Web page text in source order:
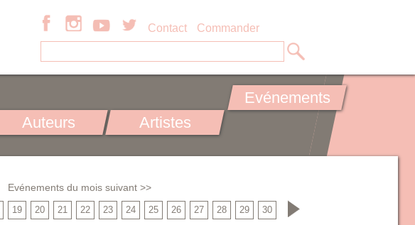
Contact Commander
Auteurs Artistes
Evénements
Evénements du mois suivant >>
19 20 21 22 23 24 25 26 27 28 29 30